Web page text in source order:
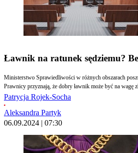
Ławnik na ratunek sędziemu?
Ministerstwo Sprawiedliwości w różnych obszarach
Prawnicy przyznają, że dobry ławnik może być na wagę
Patrycja Rojek-Socha
Aleksandra Partyk
06.09.2024 | 07:30